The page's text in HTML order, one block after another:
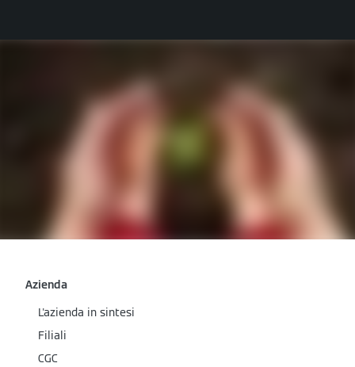
Azienda
L'azienda in sintesi
Filiali
CGC